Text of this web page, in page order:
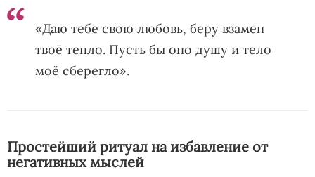
«Даю тебе свою любовь, беру взамен
твоё тепло. Пусть бы оно душу и тело
моё сберегло».
Простейший ритуал на избавление от
негативных мыслей